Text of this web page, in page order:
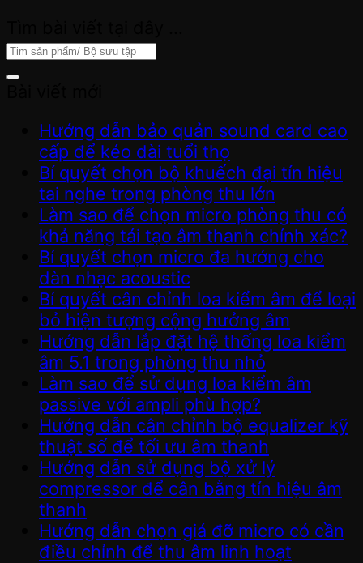
Hướng dẫn bảo quản sound card cao
cấp để kéo dài tuổi thọ
Bí quyết chọn bộ khuếch đại tín hiệu
tai nghe trong phòng thu lớn
Làm sao để chọn micro phòng thu có
khả năng tái tạo âm thanh chính xác?
Bí quyết chọn micro đa hướng cho
dàn nhạc acoustic
Bí quyết cân chỉnh loa kiểm âm để loại
bỏ hiện tượng cộng hưởng âm
Hướng dẫn lắp đặt hệ thống loa kiểm
âm 5.1 trong phòng thu nhỏ
Làm sao để sử dụng loa kiểm âm
passive với ampli phù hợp?
Hướng dẫn cân chỉnh bộ equalizer kỹ
thuật số để tối ưu âm thanh
Hướng dẫn sử dụng bộ xử lý
compressor để cân bằng tín hiệu âm
thanh
Hướng dẫn chọn giá đỡ micro có cần
điều chỉnh để thu âm linh hoạt